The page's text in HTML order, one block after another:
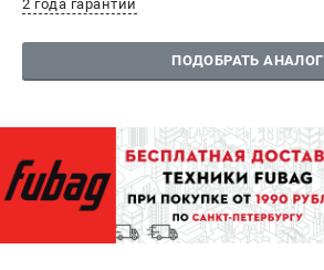
Как нас найти
О бренде
Пользовательское соглашение
Способы оплаты
ЭЛЕКТРОСТАНЦИИ
2 года гарантии
ПОДОБРАТЬ АНАЛОГ